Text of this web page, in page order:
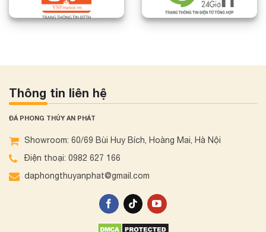
Thông tin liên hệ
ĐÁ PHONG THỦY AN PHÁT
Showroom: 60/69 Bùi Huy Bích, Hoàng Mai, Hà Nội
Điện thoại: 0982 627 166
daphongthuyanphat@gmail.com